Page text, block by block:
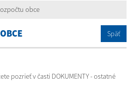
obce
Späť
pozrieť v časti DOKUMENTY - ostatné